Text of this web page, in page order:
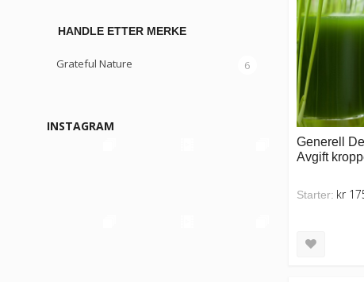
Generell
Avgift
Starter: kr
HANDLE ETTER MERKE
Grateful Nature 6
INSTAGRAM